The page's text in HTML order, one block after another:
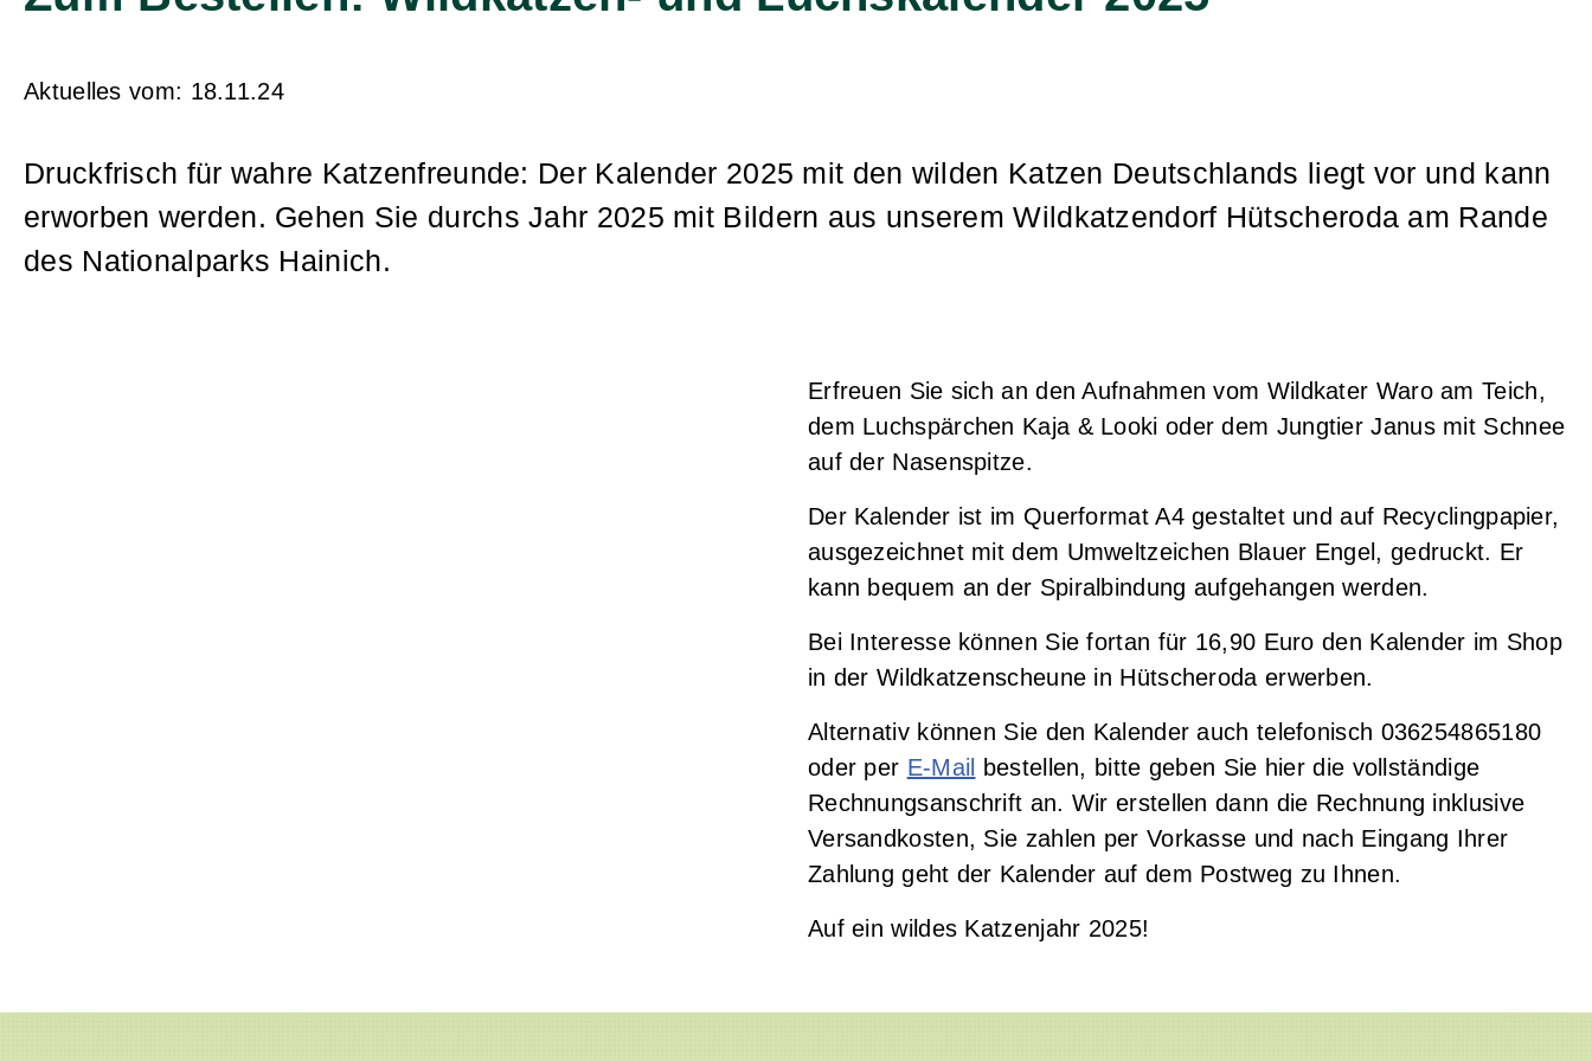
Aktuelles vom: 18.11.24
Druckfrisch für wahre Katzenfreunde: Der Kalender 2025 mit den wilden Katzen Deutschlands liegt vor und kann
erworben werden. Gehen Sie durchs Jahr 2025 mit Bildern aus unserem Wildkatzendorf Hütscheroda am Rande
des Nationalparks Hainich.
Erfreuen Sie sich an den Aufnahmen vom Wildkater Waro am Teich,
dem Luchspärchen Kaja & Looki oder dem Jungtier Janus mit Schnee
auf der Nasenspitze.
Der Kalender ist im Querformat A4 gestaltet und auf Recyclingpapier,
ausgezeichnet mit dem Umweltzeichen Blauer Engel, gedruckt. Er
kann bequem an der Spiralbindung aufgehangen werden.
Bei Interesse können Sie fortan für 16,90 Euro den Kalender im Shop
in der Wildkatzenscheune in Hütscheroda erwerben.
Alternativ können Sie den Kalender auch telefonisch 036254865180
oder per E-Mail bestellen, bitte geben Sie hier die vollständige
Rechnungsanschrift an. Wir erstellen dann die Rechnung inklusive
Versandkosten, Sie zahlen per Vorkasse und nach Eingang Ihrer
Zahlung geht der Kalender auf dem Postweg zu Ihnen.
Auf ein wildes Katzenjahr 2025!